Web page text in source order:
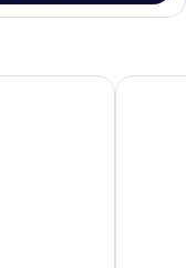
Bob W